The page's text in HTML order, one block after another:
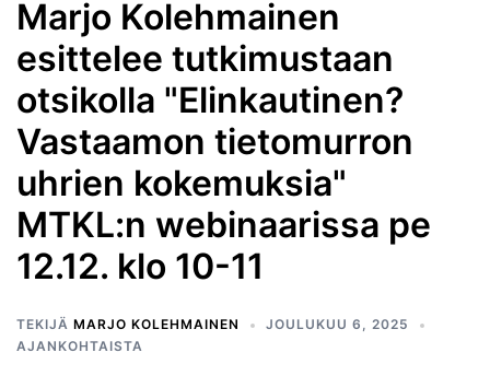
Marjo Kolehmainen
esittelee tutkimustaan
otsikolla "Elinkautinen?
Vastaamon tietomurron
uhrien kokemuksia"
MTKL:n webinaarissa pe
12.12. klo 10-11
TEKIJÄ MARJO KOLEHMAINEN
JOULUKUU 6, 2025
AJANKOHTAISTA